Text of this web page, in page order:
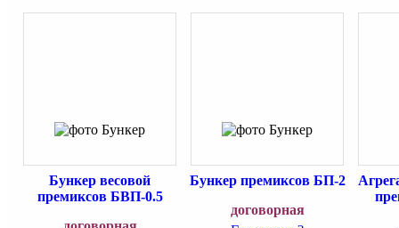
Бункер весовой
премиксов БВП-0.5
Бункер премиксов БП-2
договорная